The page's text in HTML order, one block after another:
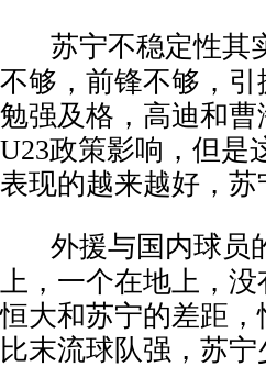
苏宁不稳定性其
不够，前锋不够，
勉强及格，高迪和
U23政策影响，但是
表现的越来越好，
外援与国内球员
上，一个在地上，
恒大和苏宁的差距
比末流球队强，苏